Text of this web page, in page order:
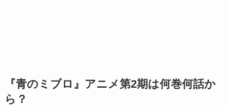
『青のミブロ』アニメ第2期は何巻何話か
ら？